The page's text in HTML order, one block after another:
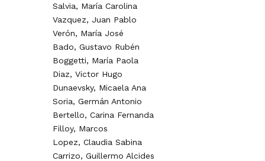
Salvia, María Carolina
Vazquez, Juan Pablo
Verón, María José
Bado, Gustavo Rubén
Boggetti, María Paola
Diaz, Victor Hugo
Dunaevsky, Micaela Ana
Soria, Germán Antonio
Bertello, Carina Fernanda
Filloy, Marcos
Lopez, Claudia Sabina
Carrizo, Guillermo Alcides